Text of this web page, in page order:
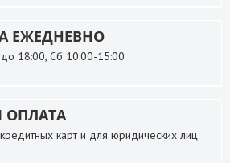
ЕЖЕДНЕВНО
18:00, Сб 10:00-15:00
ОПЛАТА
карт и для юридических лиц